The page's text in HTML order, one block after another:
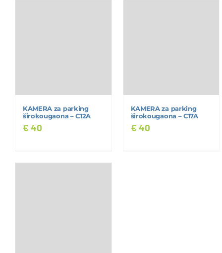
KAMERA za parking
širokougaona – C12A
€ 40
KAMERA za parking
širokougaona – C17A
€ 40